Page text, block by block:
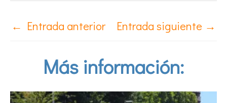
← Entrada anterior Entrada siguiente →
Más información: